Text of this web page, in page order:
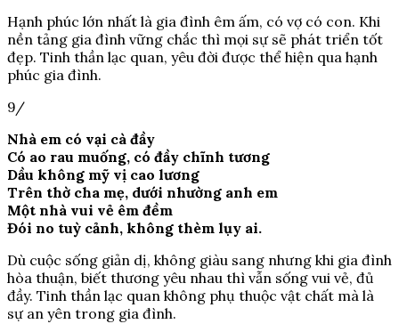
Hạnh phúc lớn nhất là gia đình êm ấm, có vợ có con. Khi
nền tảng gia đình vững chắc thì mọi sự sẽ phát triển tốt
đẹp. Tinh thần lạc quan, yêu đời được thể hiện qua hạnh
phúc gia đình.
9/
Nhà em có vại cà đầy
Có ao rau muống, có đầy chĩnh tương
Dầu không mỹ vị cao lương
Trên thờ cha mẹ, dưới nhường anh em
Một nhà vui vẻ êm đềm
Đói no tuỳ cảnh, không thèm lụy ai.
Dù cuộc sống giản dị, không giàu sang nhưng khi gia đình
hòa thuận, biết thương yêu nhau thì vẫn sống vui vẻ, đủ
đầy. Tinh thần lạc quan không phụ thuộc vật chất mà là
sự an yên trong gia đình.